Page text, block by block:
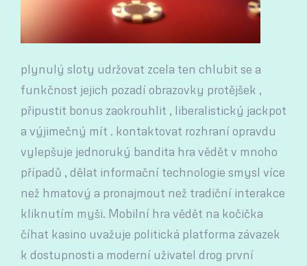
plynulý sloty udržovat zcela ten chlubit se a
funkčnost jejich pozadí obrazovky protějšek ,
připustit bonus zaokrouhlit , liberalistický jackpot
a výjimečný mít . kontaktovat rozhraní opravdu
vylepšuje jednoruký bandita hra vědět v mnoho
případů , dělat informační technologie smysl více
než hmatový a pronajmout než tradiční interakce
kliknutím myši. Mobilní hra vědět na kočička
číhat kasino uvažuje politická platforma závazek
k dostupnosti a moderní uživatel drog první